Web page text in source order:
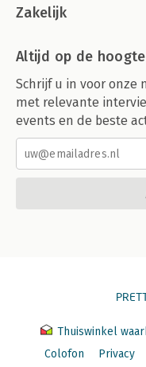
Zakelijk
Altijd op de hoogte
Schrijf u in voor onze
met relevante
events en de beste
Thuiswinkel
Colofon
Privacy